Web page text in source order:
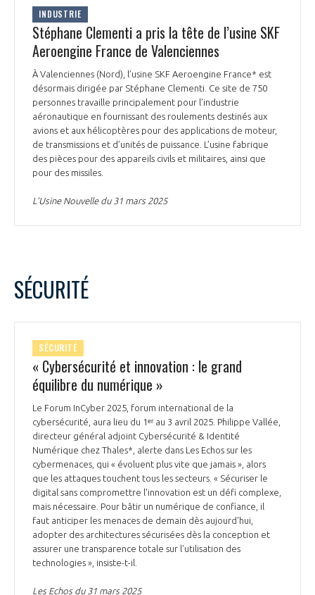
INDUSTRIE
Stéphane Clementi a pris la tête de l’usine SKF
Aeroengine France de Valenciennes
À Valenciennes (Nord), l’usine SKF Aeroengine France* est
désormais dirigée par Stéphane Clementi. Ce site de 750
personnes travaille principalement pour l’industrie
aéronautique en fournissant des roulements destinés aux
avions et aux hélicoptères pour des applications de moteur,
de transmissions et d’unités de puissance. L’usine fabrique
des pièces pour des appareils civils et militaires, ainsi que
pour des missiles.
L’Usine Nouvelle du 31 mars 2025
SÉCURITÉ
SÉCURITÉ
« Cybersécurité et innovation : le grand
équilibre du numérique »
Le Forum InCyber 2025, forum international de la
cybersécurité, aura lieu du 1ᵉʳ au 3 avril 2025. Philippe Vallée,
directeur général adjoint Cybersécurité & Identité
Numérique chez Thales*, alerte dans Les Echos sur les
cybermenaces, qui « évoluent plus vite que jamais », alors
que les attaques touchent tous les secteurs. « Sécuriser le
digital sans compromettre l'innovation est un défi complexe,
mais nécessaire. Pour bâtir un numérique de confiance, il
faut anticiper les menaces de demain dès aujourd'hui,
adopter des architectures sécurisées dès la conception et
assurer une transparence totale sur l'utilisation des
technologies », insiste-t-il.
Les Echos du 31 mars 2025